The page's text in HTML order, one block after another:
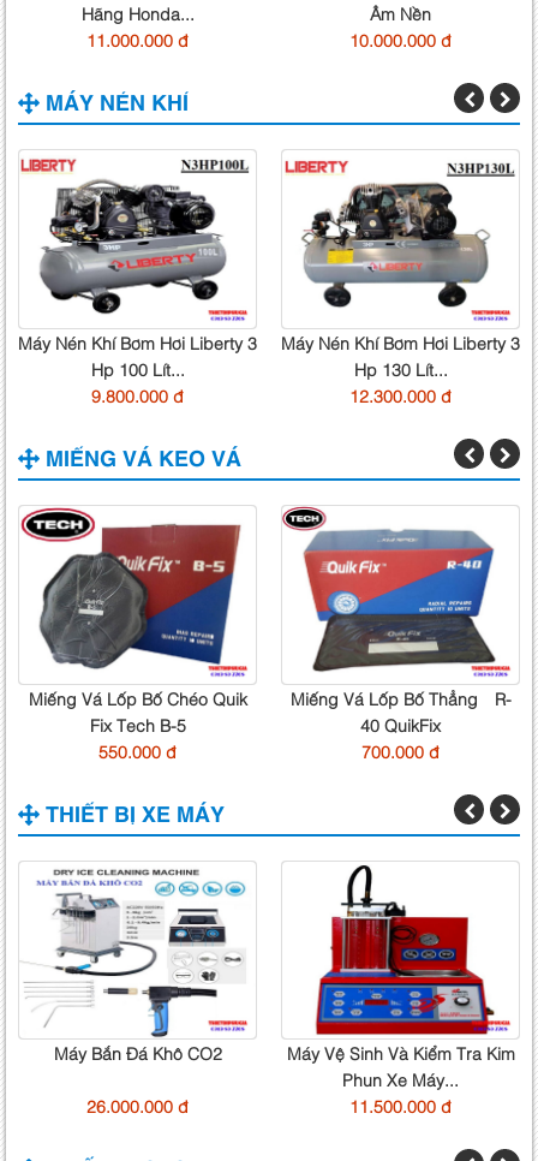
Hãng Honda...
11.000.000 đ
Âm Nền
10.000.000 đ
MÁY NÉN KHÍ
Máy Nén Khí Bơm Hơi Liberty 3
Hp 100 Lít...
9.800.000 đ
Máy Nén Khí Bơm Hơi Liberty 3
Hp 130 Lít...
12.300.000 đ
MIẾNG VÁ KEO VÁ
Miếng Vá Lốp Bố Chéo Quik
Fix Tech B-5
550.000 đ
Miếng Vá Lốp Bố Thẳng R-
40 QuikFix
700.000 đ
THIẾT BỊ XE MÁY
Máy Bắn Đá Khô CO2
26.000.000 đ
Máy Vệ Sinh Và Kiểm Tra Kim
Phun Xe Máy...
11.500.000 đ